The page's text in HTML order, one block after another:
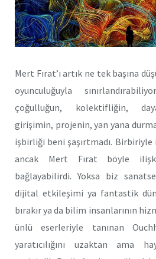
Mert Fırat’ı artık ne tek başına
oyunculuğuyla
çoğulluğun, kolektifliğin,
girişimin, projenin, yan yana
işbirliği beni şaşırtmadı.
ancak Mert Fırat böyle
bağlayabilirdi. Yoksa biz
dijital etkileşimi ya fantastik
bırakır ya da bilim insanlarının
ünlü eserleriyle tanınan
yaratıcılığını uzaktan ama